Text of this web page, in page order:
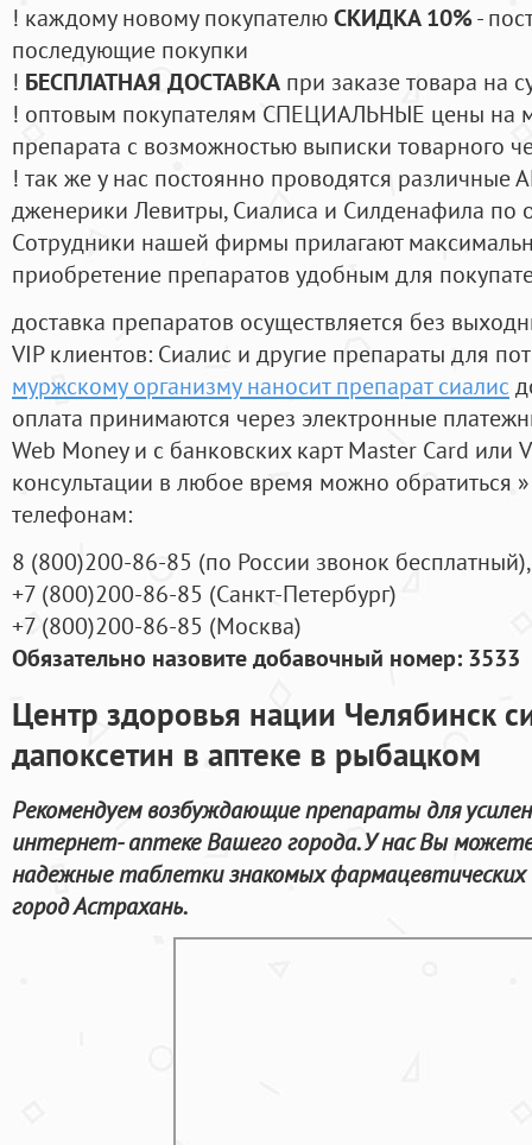
! каждому новому покупателюСКИДКА 10%-
последующие покупки
! БЕСПЛАТНАЯ ДОСТАВКА при заказе товара на
! оптовым покупателям СПЕЦИАЛЬНЫЕ цены на
препарата с возможностью выписки товарного
! так же у нас постоянно проводятся
дженерики Левитры, Сиалиса и Силденафила по
Cотрудники нашей фирмы прилагают
приобретение препаратов удобным для
доставка препаратов осуществляется без
VIP клиентов: Сиалис и другие препараты для
муржскому организму наносит препарат сиалис
оплата принимаются через электронные
Web Money и с банковских карт Master Card или
консультации в любое время можно обратиться
телефонам:
8 (800)200-86-85 (по России звонок бесплатный),
+7 (800)200-86-85 (Санкт-Петербург)
+7 (800)200-86-85 (Москва)
Обязательно назовите добавочный номер: 3533
Центр здоровья нации Челябинск
дапоксетин в аптеке в рыбацком
Рекомендуем возбуждающие препараты для
интернет- аптеке Вашего города. У нас Вы
надежные таблетки знакомых фармацевтических
город Астрахань.